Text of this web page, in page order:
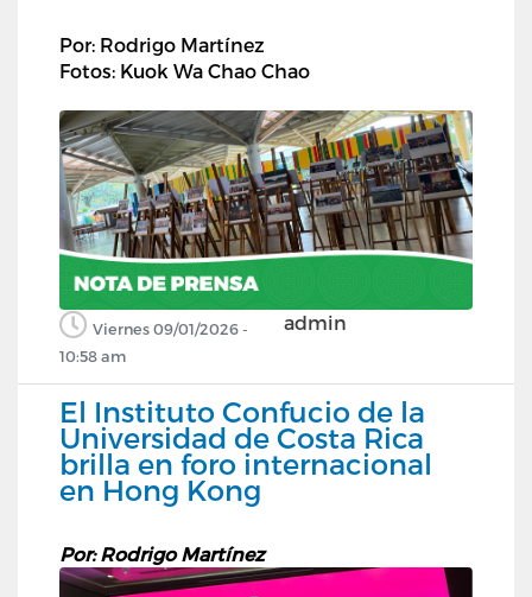
Por: Rodrigo Martínez
Fotos: Kuok Wa Chao Chao
Viernes 09/01/2026 -
10:58 am
admin
El Instituto Confucio de la
Universidad de Costa Rica
brilla en foro internacional
en Hong Kong
Por: Rodrigo Martínez